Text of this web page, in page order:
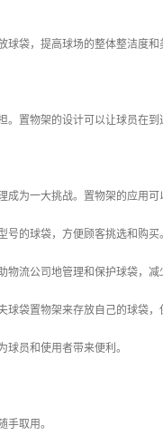
袋，提高球场的整体整洁度
置物架的设计可以让球员在
为一大挑战。置物架的应用
的球袋，方便顾客挑选和购买
流公司地管理和保护球袋，减
袋置物架来存放自己的球袋，
员和使用者带来便利。
手取用。